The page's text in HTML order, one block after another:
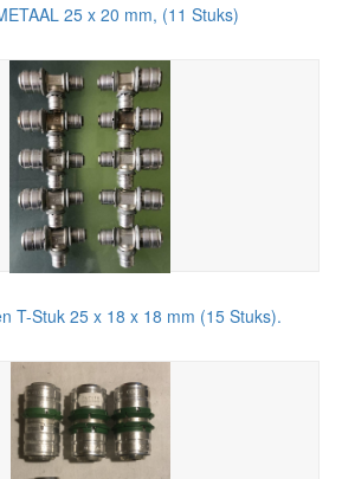
25 x 20 mm, (11 Stuks)
T-Stuk 25 x 18 x 18 mm (15 Stuks).